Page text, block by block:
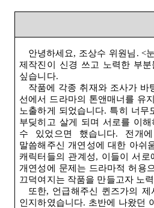
안녕하세요, 조상수 위원님. <
제작진이 신경 쓰고 노력한 부
싶습니다.
작품에 각종 취재와 조사가
선에서 드라마의 톤앤매너를 유
노출하게 되었습니다. 특히 너
부딪히고 살게 되며 서로를 이
수 있었으면 했습니다. 전개
말씀해주신 개연성에 대한 아쉬
캐릭터들의 관계성, 이들이 서
개연성에 문제는 드라마적 허용
끄덕여지는 작품을 만들고자 노
또한, 언급해주신 퀸즈가의
인지하였습니다. 초반에 나왔던